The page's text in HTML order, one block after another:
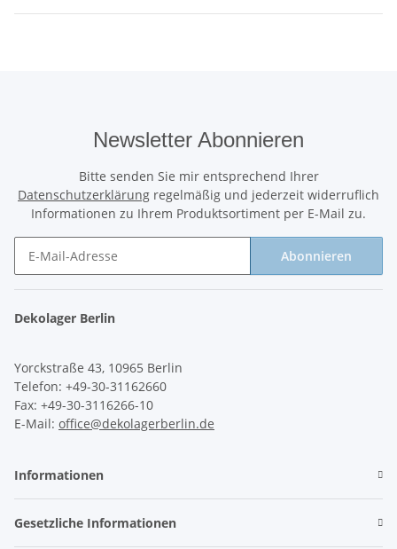
Newsletter Abonnieren
Bitte senden Sie mir entsprechend Ihrer
Datenschutzerklärung regelmäßig und jederzeit widerruflich
Informationen zu Ihrem Produktsortiment per E-Mail zu.
Abonnieren
Dekolager Berlin
Yorckstraße 43, 10965 Berlin
Telefon: +49-30-31162660
Fax: +49-30-3116266-10
E-Mail: office@dekolagerberlin.de
Informationen
Gesetzliche Informationen